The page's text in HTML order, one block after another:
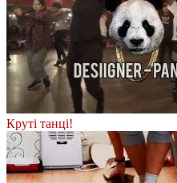
Круті танці!